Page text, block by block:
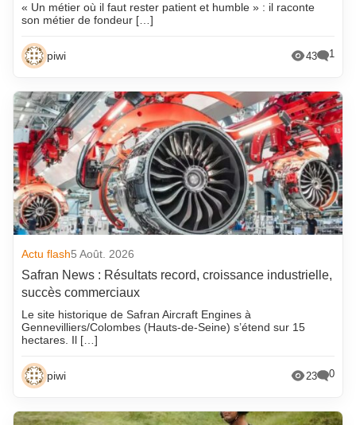
« Un métier où il faut rester patient et humble » : il raconte
son métier de fondeur […]
piwi 43 1
Actu flash5 Août. 2026
Safran News : Résultats record, croissance industrielle,
succès commerciaux
Le site historique de Safran Aircraft Engines à
Gennevilliers/Colombes (Hauts-de-Seine) s’étend sur 15
hectares. Il […]
piwi 23 0